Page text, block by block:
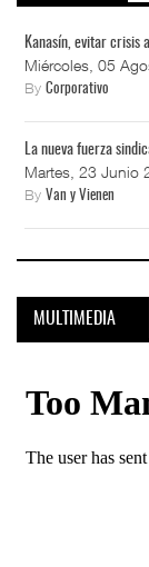
Kanasín, evitar crisis
Miércoles, 05
By Corporativo
La nueva fuerza
Martes, 23 Junio
By Van y Vienen
MULTIMEDIA